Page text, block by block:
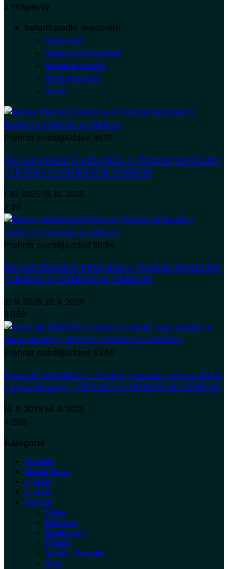
3 Příspevky
Seřadit podle: Nejnovější
Nejnovější
Nejkomentovanější
Nejsledovanější
Nejoblíbenější
Název
Přehrát pozdějiAdded 45:01
RECAP ZRÁDCŮ EPIZODA 3 | POZOR SPOILERY
| ZRÁDCI S ONDROU & SÁRKOU
1. 10. 2025 10. 10. 2025
7 311
Přehrát pozdějiAdded 50:54
RECAP ZRÁDCŮ EPIZODA 2 | POZOR SPOILERY
| ZRÁDCI S ONDROU & SÁRKOU
21. 9. 2025 22. 9. 2025
3 056
Přehrát pozdějiAdded 55:55
První díl ZRÁDCŮ 2: Vlakový masakr, ego na MAX
a tajné identity! | ZRÁDCI S ONDROU & SÁRKOU
14. 9. 2025 14. 9. 2025
4 068
Kategorie
Novinky
Média News
1. Série
2. Série
Formát
Videa
Podcasty
Rozhovory
Články
Meme / Parodie
Živě